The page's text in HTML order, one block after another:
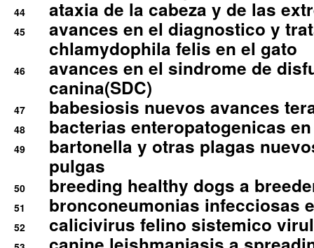
44 ataxia de la cabeza y de las
45
avances en el diagnostico y
chlamydophila felis en el gato
46
avances en el sindrome de
canina(SDC)
47 babesiosis nuevos avances
48 bacterias enteropatogenicas
49
bartonella y otras plagas
pulgas
50 breeding healthy dogs a
51 bronconeumonias infecciosas
52 calicivirus felino sistemico